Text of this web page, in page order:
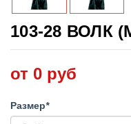
103-28 ВОЛК
от 0 руб
Размер*